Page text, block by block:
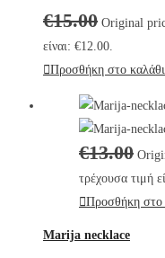
€15.00 Original
είναι: €12.00.
Προσθήκη στο
€13.00
τρέχουσα τιμή
Προσθήκη στο
Marija necklace